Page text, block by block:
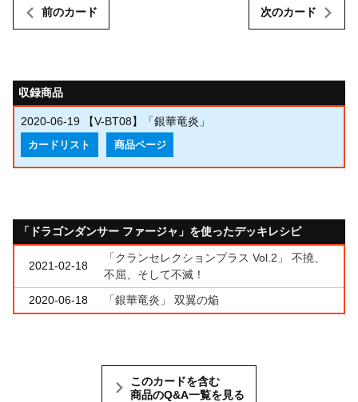
前のカード 次のカード
収録商品
2020-06-19 【V-BT08】「銀華竜炎」
カードリスト 商品ページ
「ドラゴンダンサー ファージャ」を使ったデッキレシピ
2021-02-18
「クランセレクションプラス Vol.2」 不撓、
不屈、そして不滅！
2020-06-18
「銀華竜炎」 双翼の焔
このカードを含む
商品のQ&A一覧を見る